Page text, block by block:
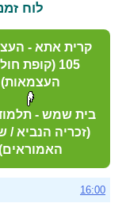
לוח
קרית אתא -
105 (קופת
העצמאות)
בית שמש -
(זכריה הנביא /
16:00